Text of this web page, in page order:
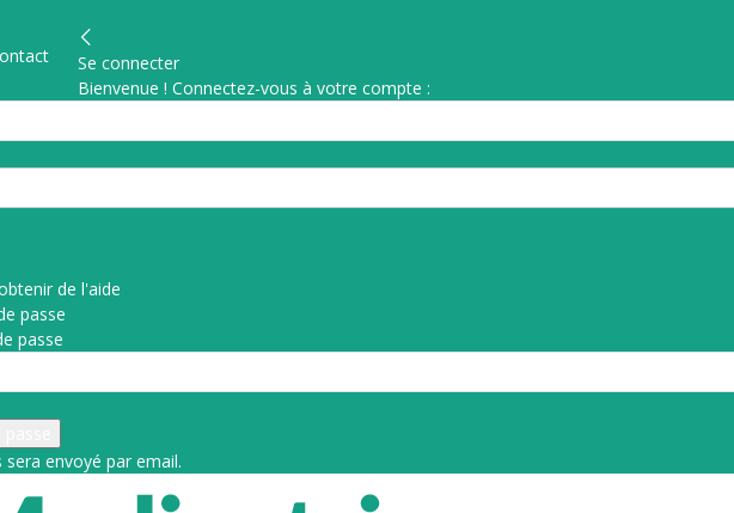
Se connecter
Bienvenue ! Connectez-vous à votre compte :
de l'aide
passe
passe
envoyé par email.